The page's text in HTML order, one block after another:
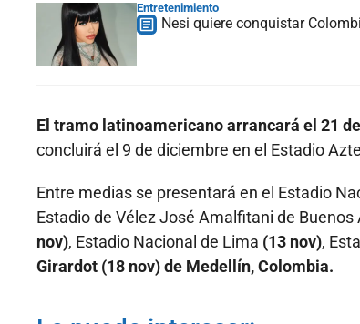
Entretenimiento
Nesi quiere conquistar
El tramo latinoamericano arrancará el 21
concluirá el 9 de diciembre en el Estadio
Entre medias se presentará en el Estadio
Estadio de Vélez José Amalfitani de Buenos
nov), Estadio Nacional de Lima (13 nov),
Girardot (18 nov) de Medellín, Colombia.